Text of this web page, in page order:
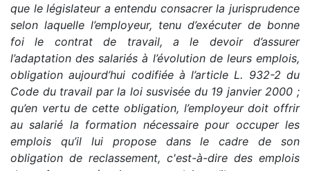
que le législateur a entendu consacrer la jurisprudence
selon laquelle l’employeur, tenu d’exécuter de bonne
foi le contrat de travail, a le devoir d’assurer
l’adaptation des salariés à l’évolution de leurs emplois,
obligation aujourd’hui codifiée à l’article L. 932-2 du
Code du travail par la loi susvisée du 19 janvier 2000 ;
qu’en vertu de cette obligation, l’employeur doit offrir
au salarié la formation nécessaire pour occuper les
emplois qu’il lui propose dans le cadre de son
obligation de reclassement, c'est-à-dire des emplois